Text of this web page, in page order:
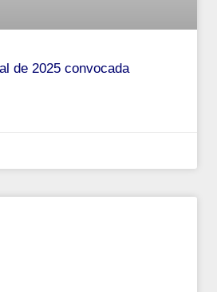
de 2025 convocada